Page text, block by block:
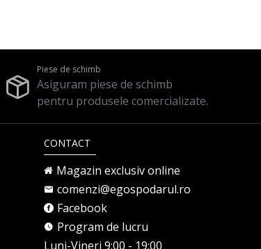
Piese de schimb
Asiguram piese de schimb
pentru produsele comercializate.
CONTACT
Magazin exclusiv online
comenzi@egospodarul.ro
Facebook
Program de lucru
Luni-Vineri 9:00 - 19:00